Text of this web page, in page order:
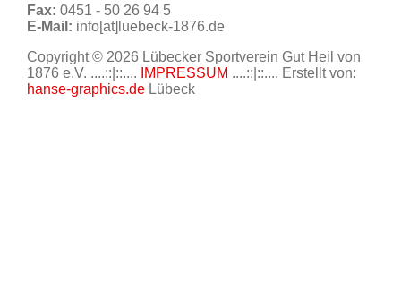
Fax: 0451 - 50 26 94 5
E-Mail: info[at]luebeck-1876.de
Copyright © 2026 Lübecker Sportverein Gut Heil von
1876 e.V. ....::|::....
IMPRESSUM ....::|::.... Erstellt von:
hanse-graphics.de Lübeck